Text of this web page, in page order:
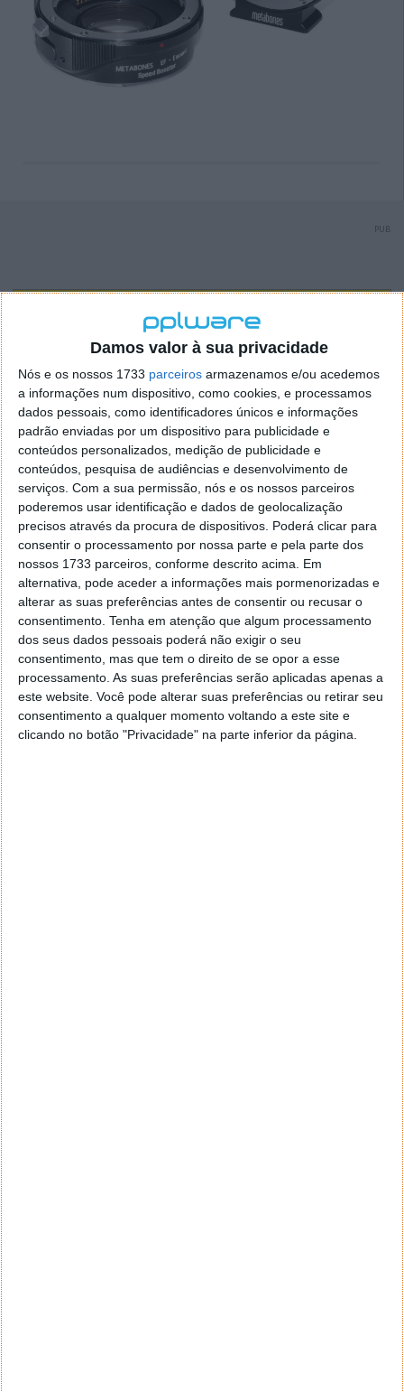
Damos valor à sua privacidade
Nós e os nossos 1733 parceiros armazenamos e/ou acedemos
a informações num dispositivo, como cookies, e processamos
dados pessoais, como identificadores únicos e informações
padrão enviadas por um dispositivo para publicidade e
conteúdos personalizados, medição de publicidade e
conteúdos, pesquisa de audiências e desenvolvimento de
serviços. Com a sua permissão, nós e os nossos parceiros
poderemos usar identificação e dados de geolocalização
precisos através da procura de dispositivos. Poderá clicar para
consentir o processamento por nossa parte e pela parte dos
nossos 1733 parceiros, conforme descrito acima. Em
alternativa, pode aceder a informações mais pormenorizadas e
alterar as suas preferências antes de consentir ou recusar o
consentimento. Tenha em atenção que algum processamento
dos seus dados pessoais poderá não exigir o seu
consentimento, mas que tem o direito de se opor a esse
processamento. As suas preferências serão aplicadas apenas a
este website. Você pode alterar suas preferências ou retirar seu
consentimento a qualquer momento voltando a este site e
clicando no botão "Privacidade" na parte inferior da página.
PUB